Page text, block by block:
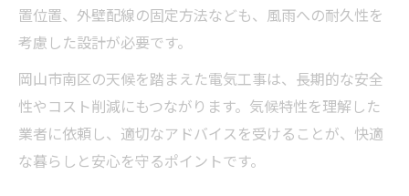
置位置、外壁配線の固定方法なども、風雨への耐久性を
考慮した設計が必要です。
岡山市南区の天候を踏まえた電気工事は、長期的な安全
性やコスト削減にもつながります。気候特性を理解した
業者に依頼し、適切なアドバイスを受けることが、快適
な暮らしと安心を守るポイントです。